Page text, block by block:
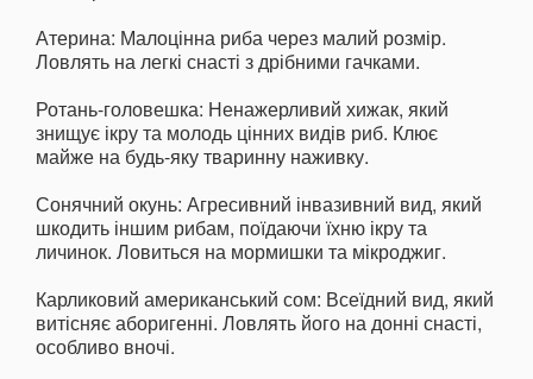
Атерина: Малоцінна риба через малий розмір.
Ловлять на легкі снасті з дрібними гачками.
Ротань-головешка: Ненажерливий хижак, який
знищує ікру та молодь цінних видів риб. Клює
майже на будь-яку тваринну наживку.
Сонячний окунь: Агресивний інвазивний вид, який
шкодить іншим рибам, поїдаючи їхню ікру та
личинок. Ловиться на мормишки та мікроджиг.
Карликовий американський сом: Всеїдний вид, який
витісняє аборигенні. Ловлять його на донні снасті,
особливо вночі.